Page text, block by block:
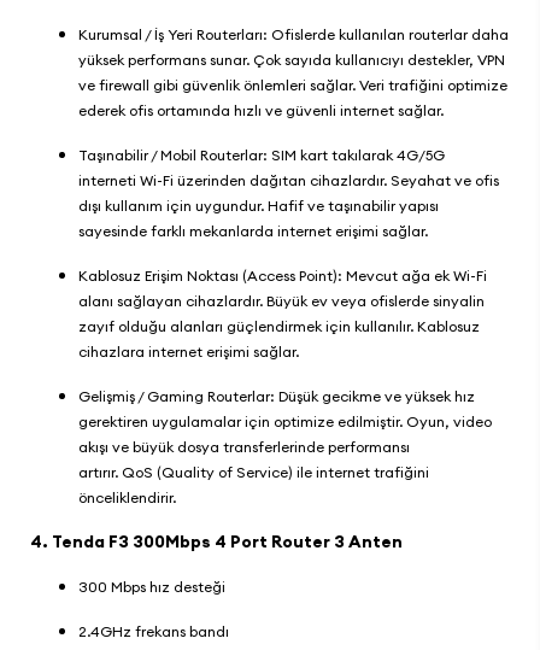
Kurumsal / İş Yeri Routerları: Ofislerde kullanılan routerlar daha
yüksek performans sunar. Çok sayıda kullanıcıyı destekler, VPN
ve firewall gibi güvenlik önlemleri sağlar. Veri trafiğini optimize
ederek ofis ortamında hızlı ve güvenli internet sağlar.
Taşınabilir / Mobil Routerlar: SIM kart takılarak 4G/5G
interneti Wi-Fi üzerinden dağıtan cihazlardır. Seyahat ve ofis
dışı kullanım için uygundur. Hafif ve taşınabilir yapısı
sayesinde farklı mekanlarda internet erişimi sağlar.
Kablosuz Erişim Noktası (Access Point): Mevcut ağa ek Wi-Fi
alanı sağlayan cihazlardır. Büyük ev veya ofislerde sinyalin
zayıf olduğu alanları güçlendirmek için kullanılır. Kablosuz
cihazlara internet erişimi sağlar.
Gelişmiş / Gaming Routerlar: Düşük gecikme ve yüksek hız
gerektiren uygulamalar için optimize edilmiştir. Oyun, video
akışı ve büyük dosya transferlerinde performansı
artırır. QoS (Quality of Service) ile internet trafiğini
önceliklendirir.
4. Tenda F3 300Mbps 4 Port Router 3 Anten
300 Mbps hız desteği
2.4GHz frekans bandı